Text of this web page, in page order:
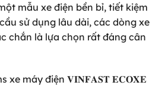
mẫu xe điện bền bỉ, tiết kiệm
sử dụng lâu dài, các dòng xe
chắn là lựa chọn rất đáng cân
xe máy điện 𝐕𝐈𝐍𝐅𝐀𝐒𝐓 𝐄𝐂𝐎𝐗𝐄